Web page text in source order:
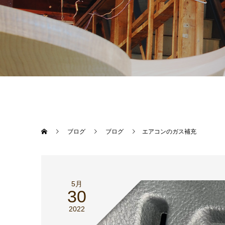
ブログ ブログ エアコンのガス補充
5月
30
2022